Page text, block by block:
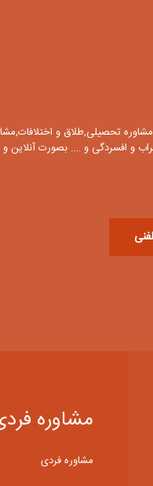
تحصیلی,طلاق و
و افسردگی و …. بصورت آنلاین
مشاوره
مشاوره فردی